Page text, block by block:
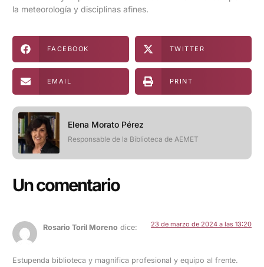
la meteorología y disciplinas afines.
FACEBOOK TWITTER
EMAIL PRINT
Elena Morato Pérez
Responsable de la Biblioteca de AEMET
Un comentario
Rosario Toril Moreno dice: 23 de marzo de 2024 a las 13:20
Estupenda biblioteca y magnífica profesional y equipo al frente.